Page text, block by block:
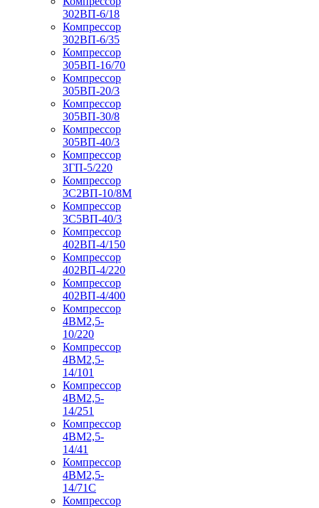
302ВП-6/18
Компрессор
302ВП-6/35
Компрессор
305ВП-16/70
Компрессор
305ВП-20/3
Компрессор
305ВП-30/8
Компрессор
305ВП-40/3
Компрессор
3ГП-5/220
Компрессор
3С2ВП-10/8М
Компрессор
3С5ВП-40/3
Компрессор
402ВП-4/150
Компрессор
402ВП-4/220
Компрессор
402ВП-4/400
Компрессор
4ВМ2,5-
10/220
Компрессор
4ВМ2,5-
14/101
Компрессор
4ВМ2,5-
14/251
Компрессор
4ВМ2,5-
14/41
Компрессор
4ВМ2,5-
14/71C
Компрессор